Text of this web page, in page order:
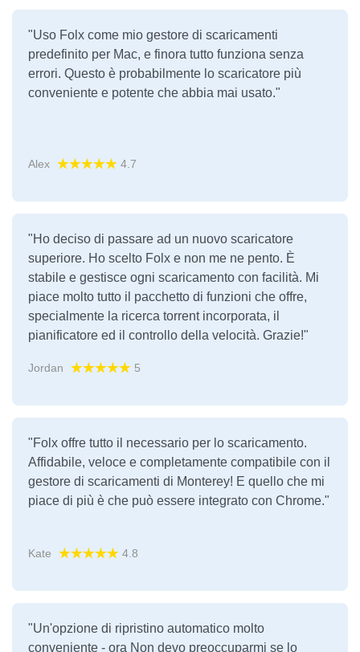
"Uso Folx come mio gestore di scaricamenti
predefinito per Mac, e finora tutto funziona senza
errori. Questo è probabilmente lo scaricatore più
conveniente e potente che abbia mai usato."
Alex 4.7
"Ho deciso di passare ad un nuovo scaricatore
superiore. Ho scelto Folx e non me ne pento. È
stabile e gestisce ogni scaricamento con facilità. Mi
piace molto tutto il pacchetto di funzioni che offre,
specialmente la ricerca torrent incorporata, il
pianificatore ed il controllo della velocità. Grazie!"
Jordan 5
"Folx offre tutto il necessario per lo scaricamento.
Affidabile, veloce e completamente compatibile con il
gestore di scaricamenti di Monterey! E quello che mi
piace di più è che può essere integrato con Chrome."
Kate 4.8
"Un'opzione di ripristino automatico molto
conveniente - ora Non devo preoccuparmi se lo